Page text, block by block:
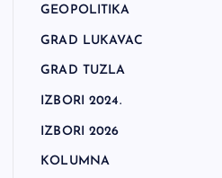
GEOPOLITIKA
GRAD LUKAVAC
GRAD TUZLA
IZBORI 2024.
IZBORI 2026
KOLUMNA